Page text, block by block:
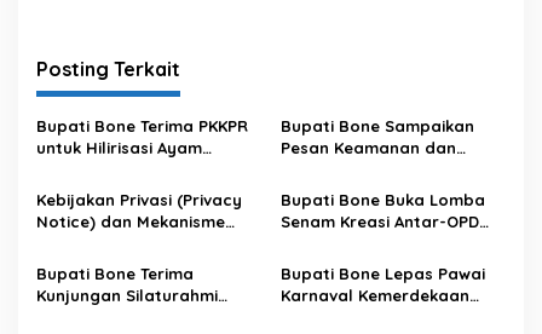
Posting Terkait
Bupati Bone Terima PKKPR
untuk Hilirisasi Ayam
Bupati Bone Sampaikan
Pesan Keamanan dan
Kebijakan Privasi (Privacy
Notice) dan Mekanisme
Data pada Portal Bone
Satu Data
Bupati Bone Buka Lomba
Senam Kreasi Antar-OPD
Bupati Bone Terima
Kunjungan Silaturahmi
Bupati Bone Lepas Pawai
Karnaval Kemerdekaan